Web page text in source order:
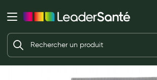
Ma Pharmacie LeaderSanté
Ouvrir l'application
Votre
Beauté et soin